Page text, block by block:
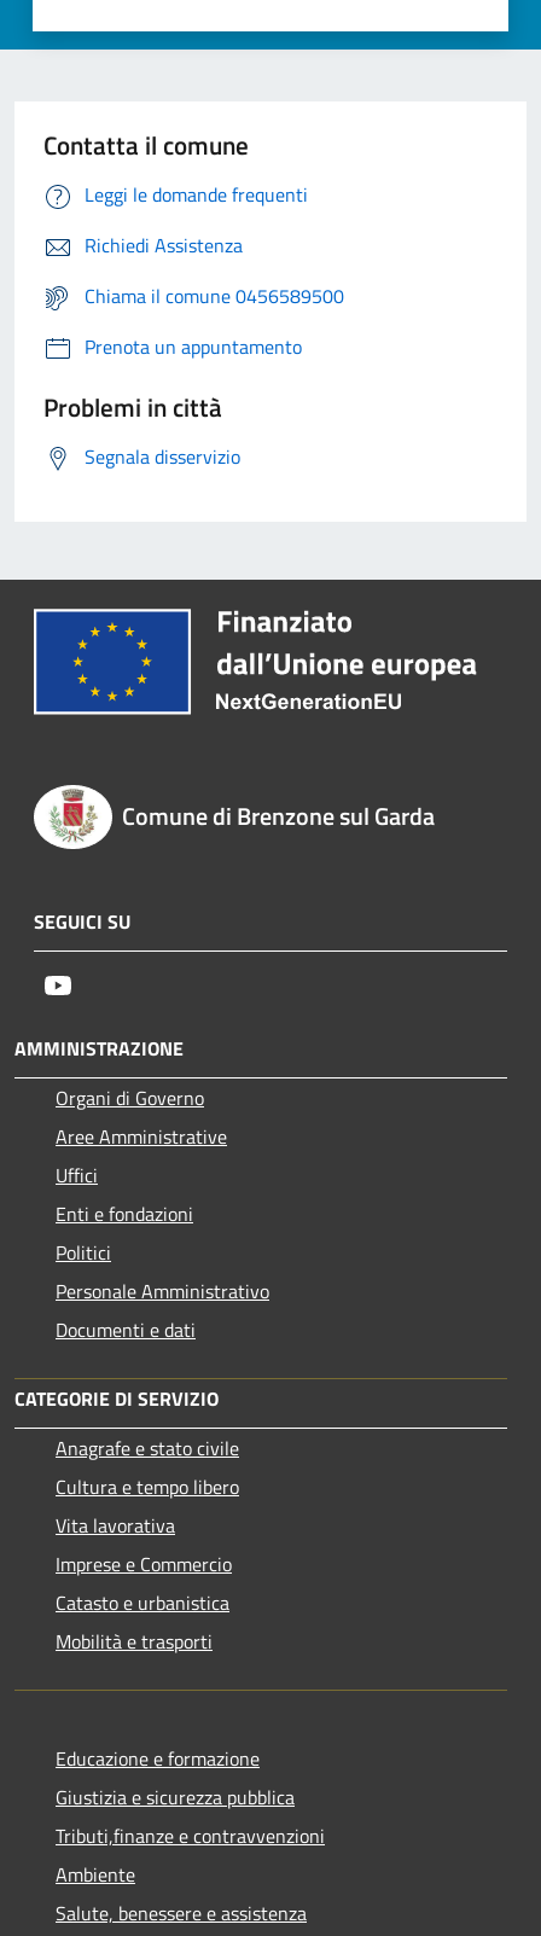
Contatta il comune
Leggi le domande frequenti
Richiedi Assistenza
Chiama il comune 0456589500
Prenota un appuntamento
Problemi in città
Segnala disservizio
Comune di Brenzone sul Garda
SEGUICI SU
AMMINISTRAZIONE
Organi di Governo
Aree Amministrative
Uffici
Enti e fondazioni
Politici
Personale Amministrativo
Documenti e dati
CATEGORIE DI SERVIZIO
Anagrafe e stato civile
Cultura e tempo libero
Vita lavorativa
Imprese e Commercio
Catasto e urbanistica
Mobilità e trasporti
Educazione e formazione
Giustizia e sicurezza pubblica
Tributi,finanze e contravvenzioni
Ambiente
Salute, benessere e assistenza